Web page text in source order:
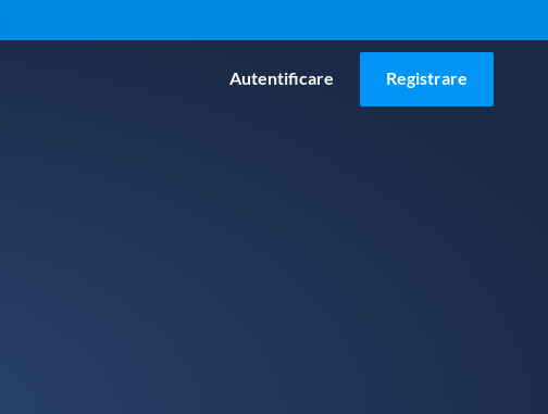
Autentificare Registrare